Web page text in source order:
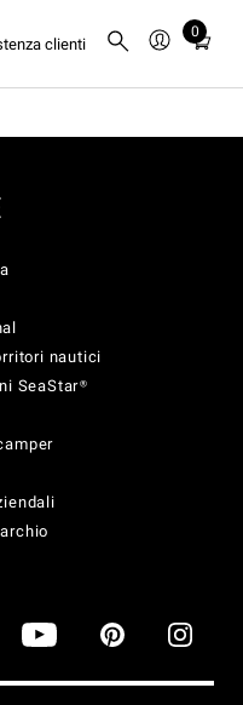
clienti
0
Total
cart:
nautici
SeaStar®